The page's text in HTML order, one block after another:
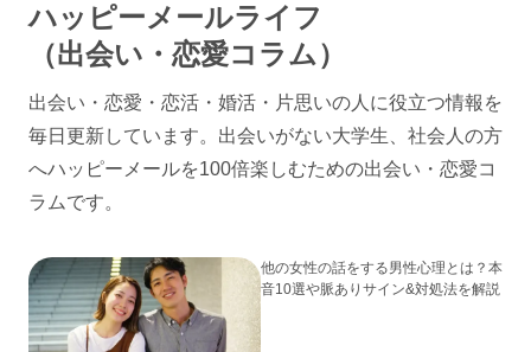
ハッピーメールライフ
（出会い・恋愛コラム）
出会い・恋愛・恋活・婚活・片思いの人に役立つ情報を
毎日更新しています。出会いがない大学生、社会人の方
へハッピーメールを100倍楽しむための出会い・恋愛コ
ラムです。
他の女性の話をする男性心理とは？本
音10選や脈ありサイン&対処法を解説